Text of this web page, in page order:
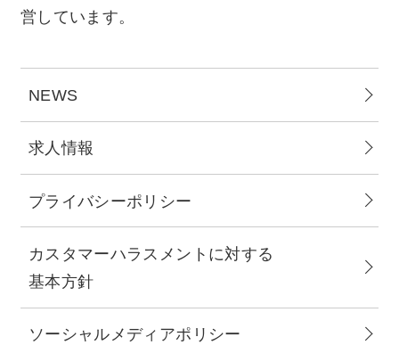
営しています。
NEWS
求人情報
プライバシーポリシー
カスタマーハラスメントに対する
基本方針
ソーシャルメディアポリシー